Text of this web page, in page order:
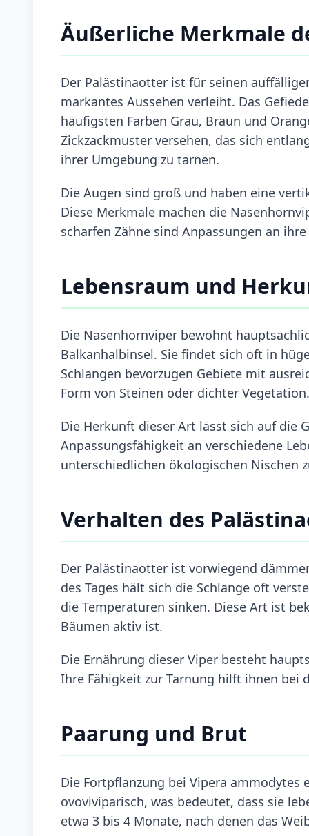
Äußerliche Merkmale
Der Palästinaotter ist für seinen
markantes Aussehen verleiht. Das
häufigsten Farben Grau, Braun und
Zickzackmuster versehen, das sich
ihrer Umgebung zu tarnen.
Die Augen sind groß und haben eine
Diese Merkmale machen die
scharfen Zähne sind Anpassungen an ihre
Lebensraum und
Die Nasenhornviper bewohnt
Balkanhalbinsel. Sie findet sich oft in
Schlangen bevorzugen Gebiete mit
Form von Steinen oder dichter Vegetation.
Die Herkunft dieser Art lässt sich auf die
Anpassungsfähigkeit an verschiedene
unterschiedlichen ökologischen Nischen
Verhalten des
Der Palästinaotter ist vorwiegend
des Tages hält sich die Schlange oft
die Temperaturen sinken. Diese Art ist
Bäumen aktiv ist.
Die Ernährung dieser Viper besteht
Ihre Fähigkeit zur Tarnung hilft ihnen bei
Paarung und Brut
Die Fortpflanzung bei Vipera
ovoviviparisch, was bedeutet, dass sie
etwa 3 bis 4 Monate, nach denen das